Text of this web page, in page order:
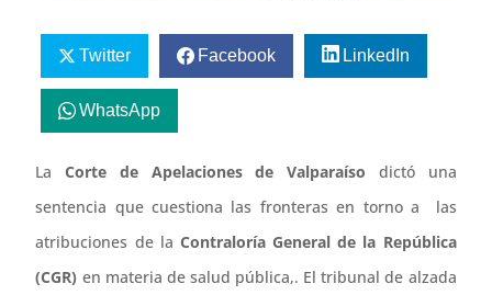
Twitter Facebook LinkedIn
WhatsApp
LaCorte de Apelaciones de Valparaíso dictó una
sentencia que cuestiona las fronteras en torno a las
atribuciones de la Contraloría General de la República
(CGR) en materia de salud pública,. El tribunal de alzada